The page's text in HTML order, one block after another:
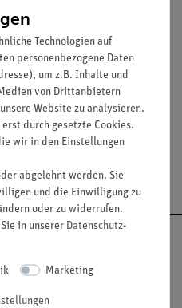
ab 300,- €
Technologien auf
personenbezogene Daten
um z.B. Inhalte und
von Drittanbietern
Website zu analysieren.
durch gesetzte Cookies.
wir in den Einstellungen
abgelehnt werden. Sie
und die Einwilligung zu
oder zu widerrufen.
in unserer Daten­schutz­
Marketing